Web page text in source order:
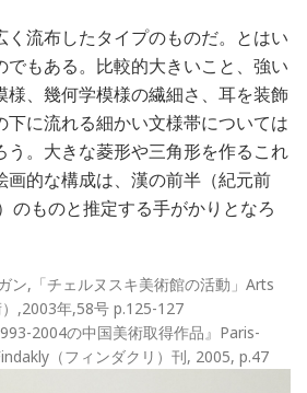
く流布したタイプのものだ。とはい
でもある。比較的大きいこと、強い
様、幾何学模様の繊細さ、耳を装飾
下に流れる細かい文様帯については
う。大きな菱形や三角形を作るこれ
画的な構成は、漢の前半（紀元前
のものと推定する手がかりとなろ
ン,「チェルヌスキ美術館の活動」Arts
,2003年,58号 p.125-127
2004の中国美術取得作品』Paris-
（フィンダクリ）刊, 2005, p.47